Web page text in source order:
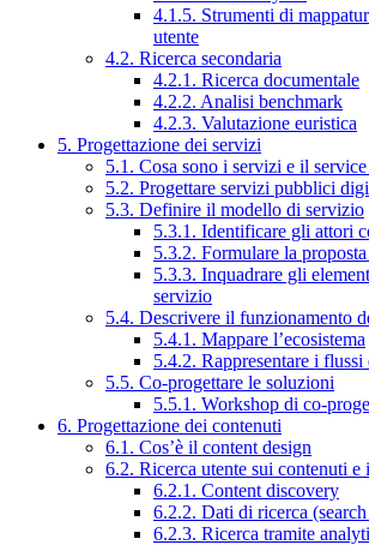
4.1.5. Strumenti di
utente
4.2. Ricerca secondaria
4.2.1. Ricerca documentale
4.2.2. Analisi benchmark
4.2.3. Valutazione euristica
5. Progettazione dei servizi
5.1. Cosa sono i servizi e il
5.2. Progettare servizi pubblici
5.3. Definire il modello di servizio
5.3.1. Identificare gli attori
5.3.2. Formulare la
5.3.3. Inquadrare gli
servizio
5.4. Descrivere il funzionamento
5.4.1. Mappare l’ecosistema
5.4.2. Rappresentare i
5.5. Co-progettare le soluzioni
5.5.1. Workshop di co-
6. Progettazione dei contenuti
6.1. Cos’è il content design
6.2. Ricerca utente sui contenuti
6.2.1. Content discovery
6.2.2. Dati di ricerca
6.2.3. Ricerca tramite